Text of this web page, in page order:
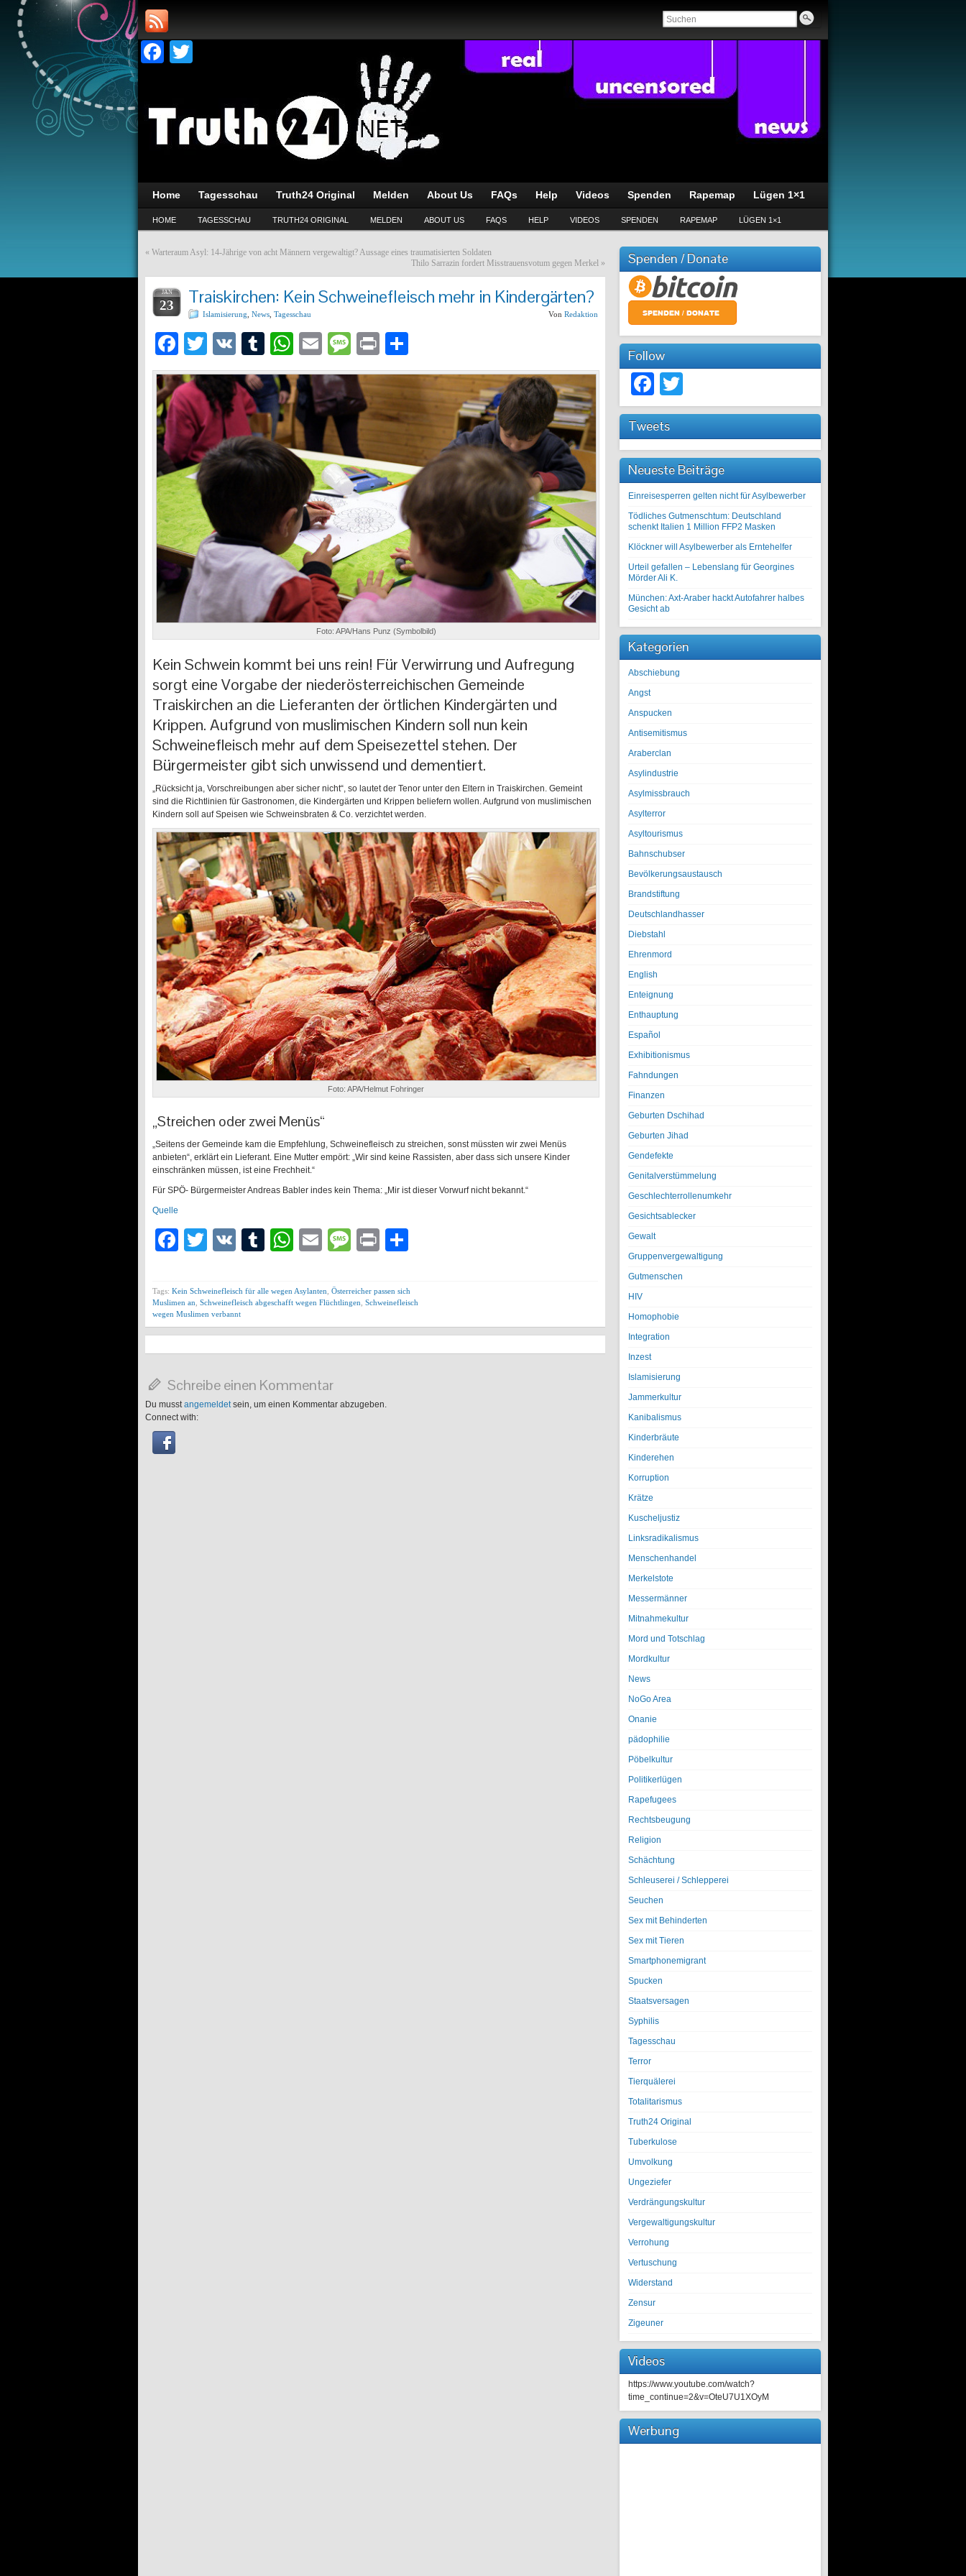
Facebook
Home Tagesschau Truth24 Original Melden About Us FAQs Help Videos Spenden Rapemap Lügen 1×1
HOME TAGESSCHAU TRUTH24 ORIGINAL MELDEN ABOUT US FAQS HELP VIDEOS SPENDEN RAPEMAP LÜGEN 1×1
« Warteraum Asyl: 14-Jährige von acht Männern vergewaltigt? Aussage eines traumatisierten Soldaten
Thilo Sarrazin fordert Misstrauensvotum gegen Merkel »
JAN
23 Traiskirchen: Kein Schweinefleisch mehr in Kindergärten?
Islamisierung News Tagesschau Von Redaktion
Facebook
Twitter
VK Tumblr
WhatsApp
EmailMessage
Print
Foto: APA/Hans Punz (Symbolbild)
Kein Schwein kommt bei uns rein! Für Verwirrung und Aufregung
sorgt eine Vorgabe der niederösterreichischen Gemeinde
Traiskirchen an die Lieferanten der örtlichen Kindergärten und
Krippen. Aufgrund von muslimischen Kindern soll nun kein
Schweinefleisch mehr auf dem Speisezettel stehen. Der
Bürgermeister gibt sich unwissend und dementiert.
„Rücksicht ja, Vorschreibungen aber sicher nicht“, so lautet der Tenor unter den Eltern in Traiskirchen. Gemeint
sind die Richtlinien für Gastronomen, die Kindergärten und Krippen beliefern wollen. Aufgrund von muslimischen
Kindern soll auf Speisen wie Schweinsbraten & Co. verzichtet werden.
Foto: APA/Helmut Fohringer
„Streichen oder zwei Menüs“
„Seitens der Gemeinde kam die Empfehlung, Schweinefleisch zu streichen, sonst müssten wir zwei Menüs
anbieten“, erklärt ein Lieferant. Eine Mutter empört: „Wir sind keine Rassisten, aber dass sich unsere Kinder
einschränken müssen, ist eine Frechheit.“
Für SPÖ- Bürgermeister Andreas Babler indes kein Thema: „Mir ist dieser Vorwurf nicht bekannt.“
Quelle
Facebook
Twitter
VK Tumblr
WhatsApp
EmailMessage
Print
Tags: Kein Schweinefleisch für alle wegen Asylanten Österreicher passen sich
Muslimen an Schweinefleisch abgeschafft wegen Flüchtlingen Schweinefleisch
wegen Muslimen verbannt
Schreibe einen Kommentar
Du musstangemeldetsein, um einen Kommentar abzugeben.
Connect with:
Spenden / Donate
Follow
Facebook
Tweets
Neueste Beiträge
Einreisesperren gelten nicht für Asylbewerber
Tödliches Gutmenschtum: Deutschland
schenkt Italien 1 Million FFP2 Masken
Klöckner will Asylbewerber als Erntehelfer
Urteil gefallen – Lebenslang für Georgines
Mörder Ali K.
München: Axt-Araber hackt Autofahrer halbes
Gesicht ab
Kategorien
Abschiebung
Angst
Anspucken
Antisemitismus
Araberclan
Asylindustrie
Asylmissbrauch
Asylterror
Asyltourismus
Bahnschubser
Bevölkerungsaustausch
Brandstiftung
Deutschlandhasser
Diebstahl
Ehrenmord
English
Enteignung
Enthauptung
Español
Exhibitionismus
Fahndungen
Finanzen
Geburten Dschihad
Geburten Jihad
Gendefekte
Genitalverstümmelung
Geschlechterrollenumkehr
Gesichtsablecker
Gewalt
Gruppenvergewaltigung
Gutmenschen
HIV
Homophobie
Integration
Inzest
Islamisierung
Jammerkultur
Kanibalismus
Kinderbräute
Kinderehen
Korruption
Krätze
Kuscheljustiz
Linksradikalismus
Menschenhandel
Merkelstote
Messermänner
Mitnahmekultur
Mord und Totschlag
Mordkultur
News
NoGo Area
Onanie
pädophilie
Pöbelkultur
Politikerlügen
Rapefugees
Rechtsbeugung
Religion
Schächtung
Schleuserei / Schlepperei
Seuchen
Sex mit Behinderten
Sex mit Tieren
Smartphonemigrant
Spucken
Staatsversagen
Syphilis
Tagesschau
Terror
Tierquälerei
Totalitarismus
Truth24 Original
Tuberkulose
Umvolkung
Ungeziefer
Verdrängungskultur
Vergewaltigungskultur
Verrohung
Vertuschung
Widerstand
Zensur
Zigeuner
Videos
https://www.youtube.com/watch?
time_continue=2&v=OteU7U1XOyM
Werbung